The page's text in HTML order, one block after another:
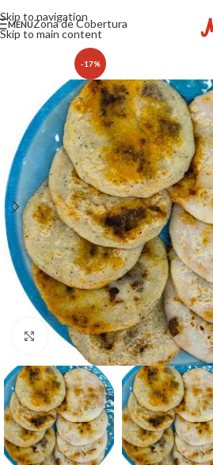
Skip to navigation
Skip to main content
MENUZona de Cobertura
-17%
Click to enlarge